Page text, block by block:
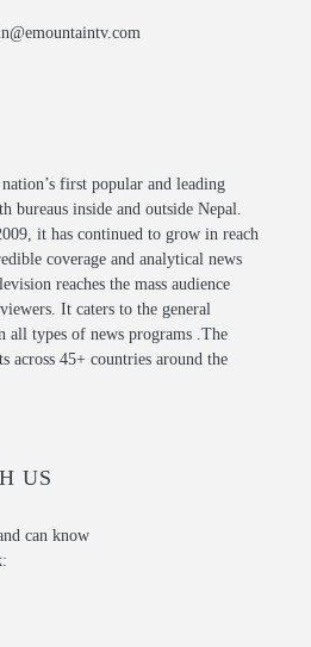
first popular and leading
bureaus inside and outside Nepal.
it has continued to grow in reach
coverage and analytical news
reaches the mass audience
It caters to the general
all types of news programs .The
across 45+ countries around the
US
can know